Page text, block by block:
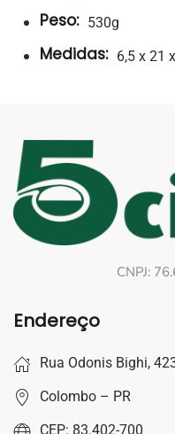
Peso: 530g
Medidas: 6,5 x 21
CNPJ:
Endereço
Rua Odonis Bighi,
Colombo – PR
CEP: 83.402-700